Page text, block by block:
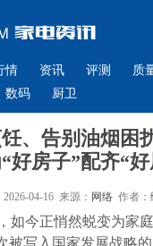
情 资讯 评测 质
数码 厨卫
饪、告别油烟
好房子”配齐“
04-16 来源： 网络作者：
，如今正悄然蜕变为家
被写入国家发展战略的